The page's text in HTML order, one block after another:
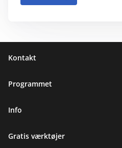
Sidefod
Kontakt
Programmet
Info
Gratis værktøjer